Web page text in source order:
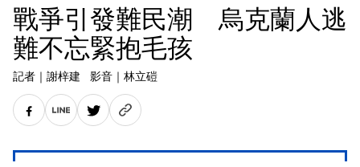
戰爭引發難民潮 烏克蘭人逃
難不忘緊抱毛孩
記者 ｜ 謝梓建 影音 ｜ 林立磑